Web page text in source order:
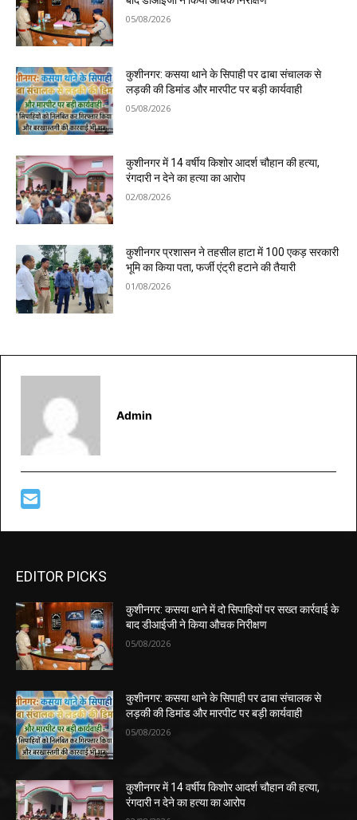
05/08/2026
कुशीनगर: कसया थाने के सिपाही पर ढाबा संचालक से
लड़की की डिमांड और मारपीट पर बड़ी कार्यवाही
05/08/2026
कुशीनगर में 14 वर्षीय किशोर आदर्श चौहान की हत्या,
रंगदारी न देने का हत्या का आरोप
02/08/2026
कुशीनगर प्रशासन ने तहसील हाटा में 100 एकड़ सरकारी
भूमि का किया पता, फर्जी एंट्री हटाने की तैयारी
01/08/2026
Admin
EDITOR PICKS
कुशीनगर: कसया थाने में दो सिपाहियों पर सख्त कार्रवाई के
बाद डीआईजी ने किया औचक निरीक्षण
05/08/2026
कुशीनगर: कसया थाने के सिपाही पर ढाबा संचालक से
लड़की की डिमांड और मारपीट पर बड़ी कार्यवाही
05/08/2026
कुशीनगर में 14 वर्षीय किशोर आदर्श चौहान की हत्या,
रंगदारी न देने का हत्या का आरोप